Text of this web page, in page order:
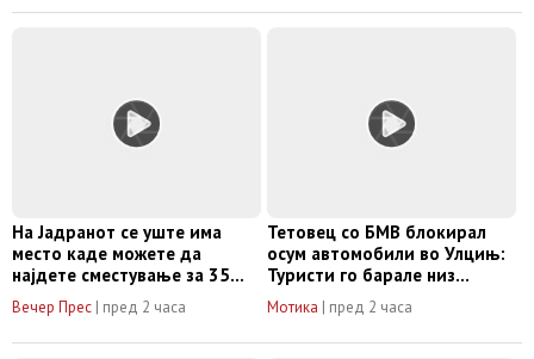
На Јадранот се уште има
место каде можете да
најдете сместување за 35
евра и да јадете за пет!/
ВИДЕО
Вечер Прес | пред 2 часа
Тетовец со БМВ блокирал
осум автомобили во Улцињ:
Туристи го барале низ
градот за да се тргне пред
да повикаат полиција
Мотика | пред 2 часа